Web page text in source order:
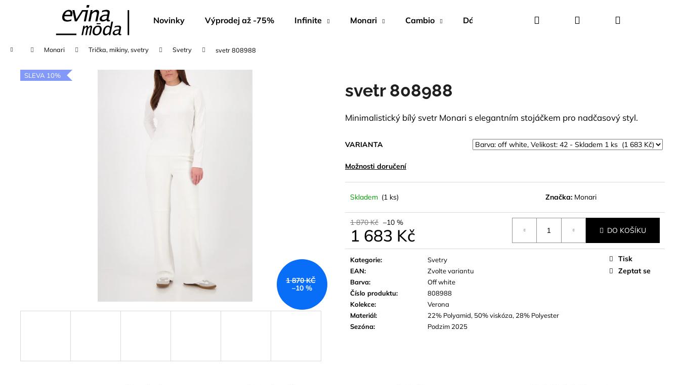
Novinky Výprodej až -75% Infinite Monari Cambio Dárkové poukazy Creenstone
Hledat PřihlášeníNákupní
Domů Monari Trička, mikiny, svetry Svetry svetr 808988
svetr 808988
Minimalistický bílý svetr Monari s elegantním stojáčkem pro nadčasový styl.
VARIANTA
Možnosti doručení
Skladem (1 ks) Značka: Monari
1 870 Kč –10 %
1 683 Kč
Měrná
cena:
DO KOŠÍKU
Kategorie:
Svetry
EAN:
Zvolte variantu
Barva:
Off white
Číslo produktu:
808988
Kolekce:
Verona
Materiál:
22% Polyamid, 50% viskóza, 28% Polyester
Sezóna: Podzim 2025
Tisk
Zeptat se
SLEVA 10%
1 870 KČ
–10 %
Co potřebujete najít?
HLEDAT